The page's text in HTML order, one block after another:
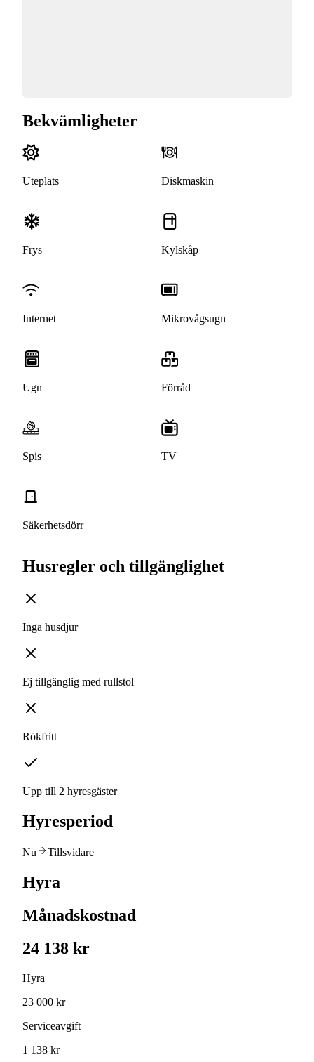
Bekvämligheter
Uteplats Diskmaskin
Frys Kylskåp
Internet Mikrovågsugn
Ugn Förråd
Spis TV
Säkerhetsdörr
Husregler och tillgänglighet
Inga husdjur
Ej tillgänglig med rullstol
Rökfritt
Upp till 2 hyresgäster
Hyresperiod
Nu Tillsvidare
Hyra
Månadskostnad
24 138 kr
Hyra
23 000 kr
Serviceavgift
1 138 kr